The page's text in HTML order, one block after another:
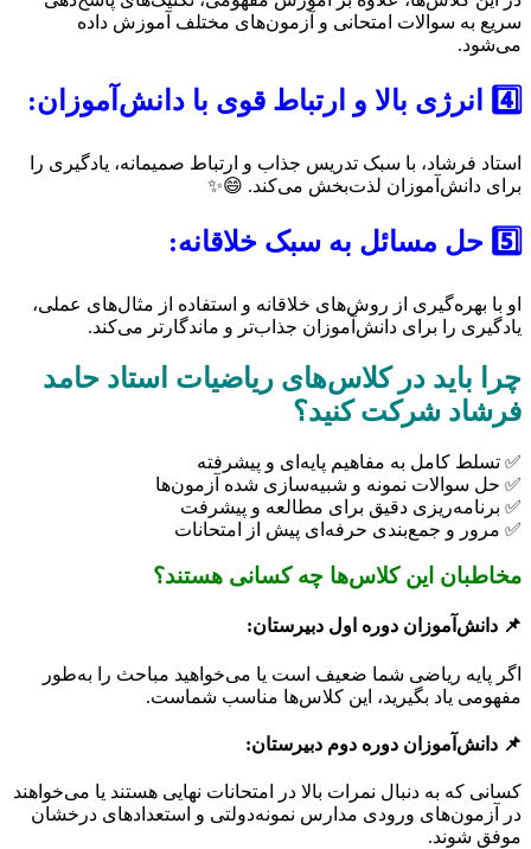
سریع به سوالات امتحانی و آزمون‌های مختلف آموزش داده
می‌شود.
4️⃣ انرژی بالا و ارتباط قوی با دانش‌آموزان:
استاد فرشاد، با سبک تدریس جذاب و ارتباط صمیمانه، یادگیری را
برای دانش‌آموزان لذت‌بخش می‌کند. 😄✨
5️⃣ حل مسائل به سبک خلاقانه:
او با بهره‌گیری از روش‌های خلاقانه و استفاده از مثال‌های عملی،
یادگیری را برای دانش‌آموزان جذاب‌تر و ماندگارتر می‌کند.
چرا باید در کلاس‌های ریاضیات استاد حامد
فرشاد شرکت کنید؟
✅ تسلط کامل به مفاهیم پایه‌ای و پیشرفته
✅ حل سوالات نمونه و شبیه‌سازی شده آزمون‌ها
✅ برنامه‌ریزی دقیق برای مطالعه و پیشرفت
✅ مرور و جمع‌بندی حرفه‌ای پیش از امتحانات
مخاطبان این کلاس‌ها چه کسانی هستند؟
📌 دانش‌آموزان دوره اول دبیرستان:
اگر پایه ریاضی شما ضعیف است یا می‌خواهید مباحث را به‌طور
مفهومی یاد بگیرید، این کلاس‌ها مناسب شماست.
📌 دانش‌آموزان دوره دوم دبیرستان:
کسانی که به دنبال نمرات بالا در امتحانات نهایی هستند یا می‌خواهند
در آزمون‌های ورودی مدارس نمونه‌دولتی و استعدادهای درخشان
موفق شوند.